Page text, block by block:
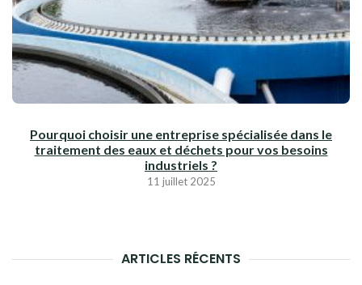
Pourquoi choisir une entreprise spécialisée dans le
traitement des eaux et déchets pour vos besoins
industriels ?
11 juillet 2025
ARTICLES RÉCENTS